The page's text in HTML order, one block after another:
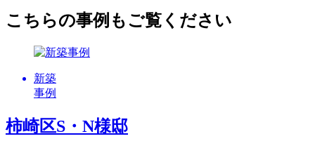
こちらの事例もご覧ください
新築
事例
柿崎区S・N様邸